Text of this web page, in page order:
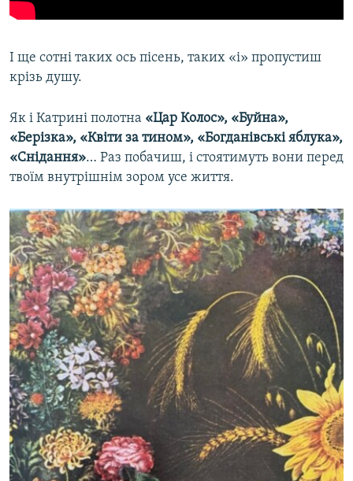
І ще сотні таких ось пісень, таких «і» пропустиш
крізь душу.
Як і Катрині полотна «Цар Колос», «Буйна»,
«Берізка», «Квіти за тином», «Богданівські яблука»,
«Снідання»… Раз побачиш, і стоятимуть вони перед
твоїм внутрішнім зором усе життя.